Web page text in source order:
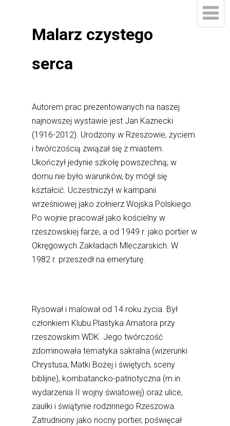
Malarz czystego
serca
Autorem prac prezentowanych na naszej
najnowszej wystawie jest Jan Kaznecki
(1916-2012). Urodzony w Rzeszowie, życiem
i twórczością związał się z miastem.
Ukończył jedynie szkołę powszechną; w
domu nie było warunków, by mógł się
kształcić. Uczestniczył w kampanii
wrześniowej jako żołnierz Wojska Polskiego.
Po wojnie pracował jako kościelny w
rzeszowskiej farze, a od 1949 r. jako portier w
Okręgowych Zakładach Mleczarskich. W
1982 r. przeszedł na emeryturę.
Rysował i malował od 14 roku życia. Był
członkiem Klubu Plastyka Amatora przy
rzeszowskim WDK. Jego twórczość
zdominowała tematyka sakralna (wizerunki
Chrystusa, Matki Bożej i świętych, sceny
biblijne), kombatancko-patriotyczna (m.in.
wydarzenia II wojny światowej) oraz ulice,
zaułki i świątynie rodzinnego Rzeszowa.
Zatrudniony jako nocny portier, poświęcał